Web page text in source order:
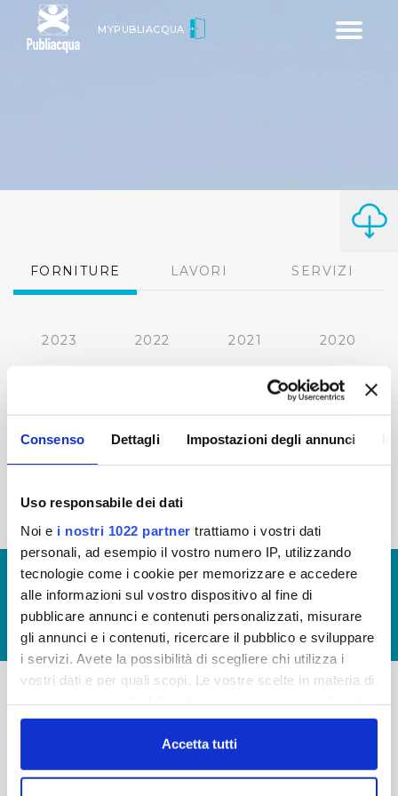
Consenso Dettagli Impostazioni degli annunci
Uso responsabile dei dati
Noi e i nostri 1022 partner trattiamo i vostri dati
personali, ad esempio il vostro numero IP, utilizzando
tecnologie come i cookie per memorizzare e accedere
alle informazioni sul vostro dispositivo al fine di
pubblicare annunci e contenuti personalizzati, misurare
gli annunci e i contenuti, ricercare il pubblico e sviluppare
i servizi. Avete la possibilità di scegliere chi utilizza i
vostri dati e per quali scopi. Le vostre scelte in materia di
in cui avete effettuato le vostre scelte. È possibile
modificare o revocare il proprio consenso in qualsiasi
momento dalla Dichiarazione sui cookie o facendo clic
Accetta tutti
Toggle
MYPUBLIACQUA
FORNITURE LAVORI SERVIZI
2023 2022 2021 2020
2016
2015 2014 2013 2012
2010
© Copyright 2017 - 2026
GLOSSARIO
GIUDICA IL SERVIZIO
LAVORA CON NOI
Via Villamagna 90/c -
-
FAQ
PRIVACY POLICY